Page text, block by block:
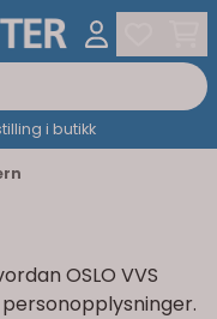
i butikk
OSLO VVS
personopplysninger.